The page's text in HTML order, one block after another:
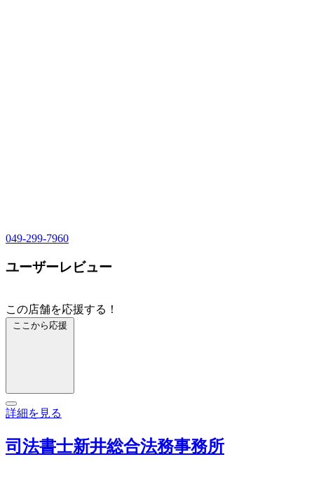
049-299-7960
ユーザーレビュー
この店舗を応援する！
ここから応援
詳細を見る
司法書士新井総合法務事務所